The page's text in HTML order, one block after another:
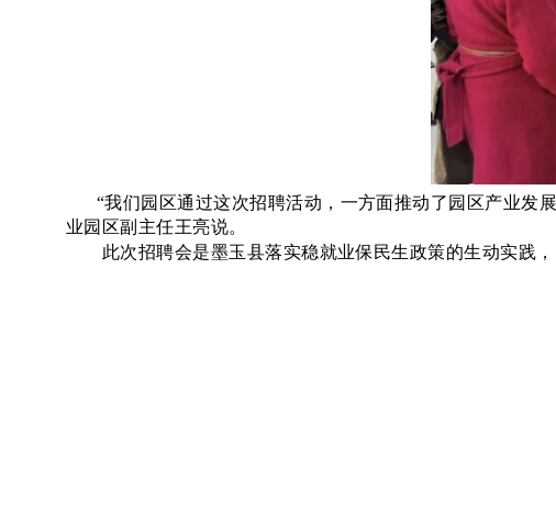
“我们园区通过这次招聘活动，一方面推动了园区产业发
业园区副主任王亮说。
此次招聘会是墨玉县落实稳就业保民生政策的生动实践，